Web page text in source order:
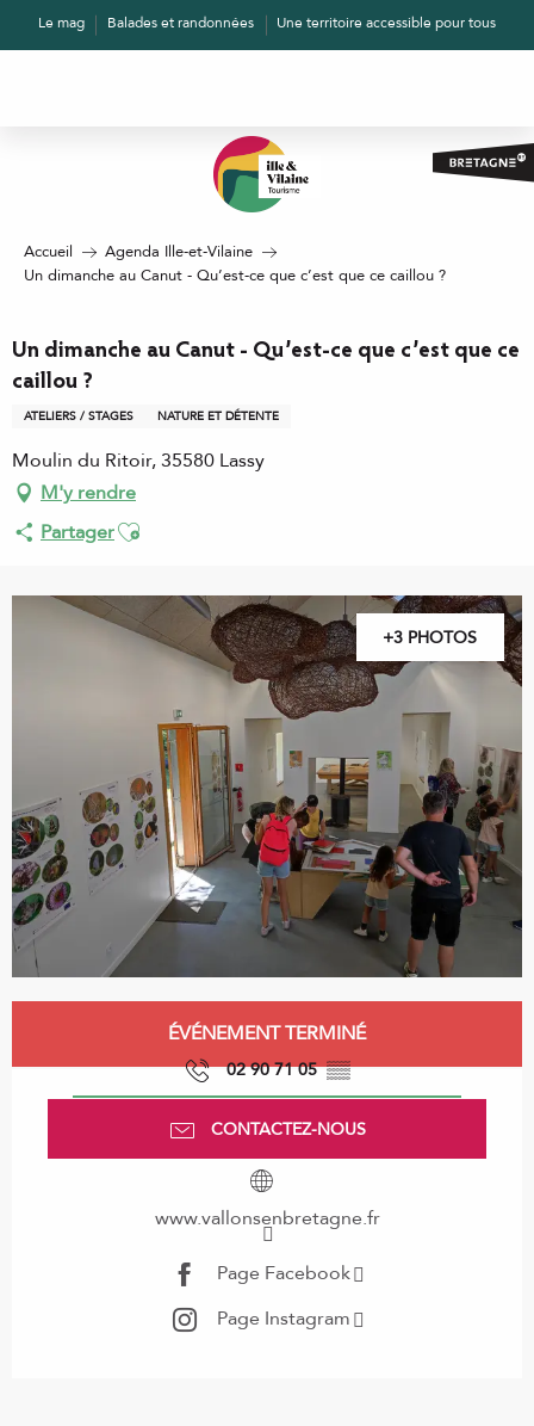
AllerLe mag Balades et randonnées Une territoire accessible pour tous
Accueil
Agenda Ille-et-Vilaine
Un dimanche au Canut - Qu’est-ce que c’est que ce caillou ?
Un dimanche au Canut - Qu’est-ce que c’est que ce
caillou ?
ATELIERS / STAGES NATURE ET DÉTENTE
Moulin du Ritoir, 35580 Lassy
M'y rendre
PartagerAjouter aux favoris
+3 PHOTOS
Ouverture et coordonnées
ÉVÉNEMENT TERMINÉ
02 90 71 05▒▒
CONTACTEZ-NOUS
www.vallonsenbretagne.fr
Page Facebook
Page Instagram